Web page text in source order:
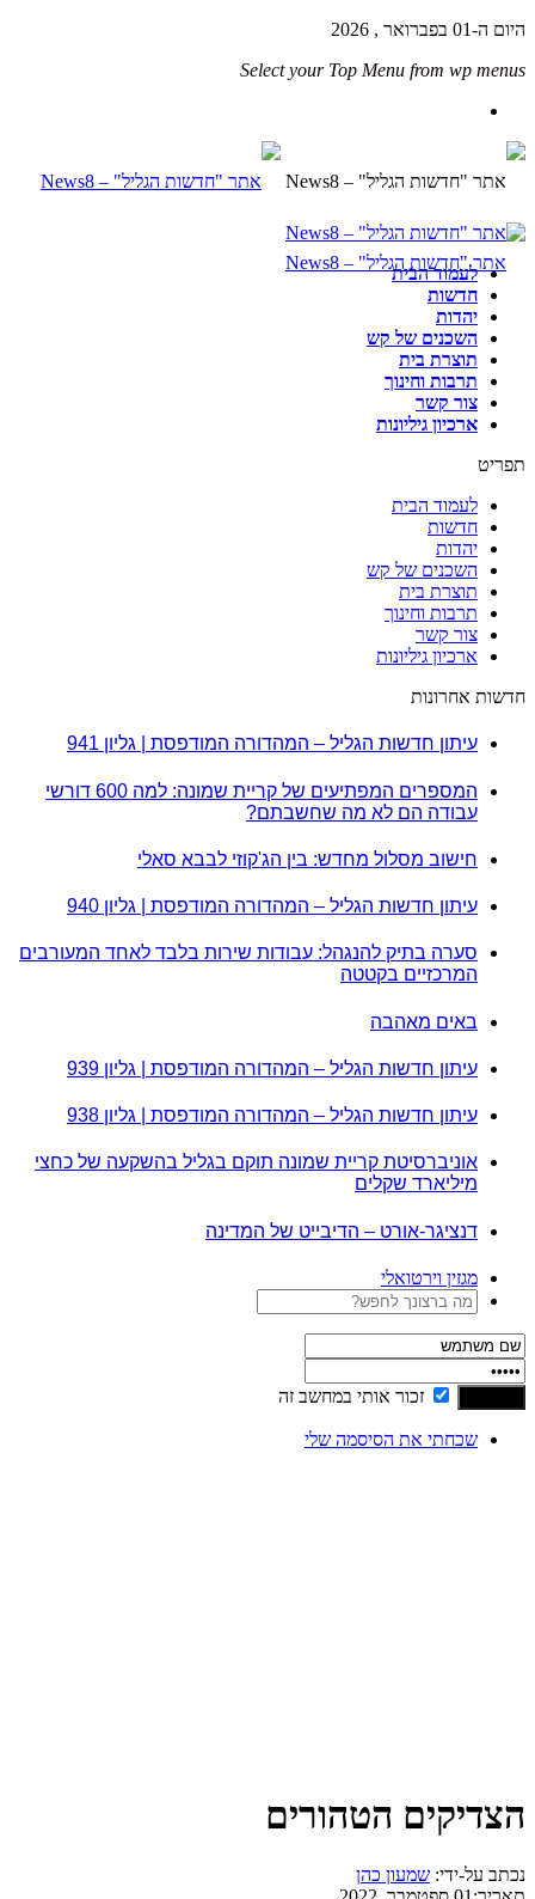
היום ה-01 בפברואר , 2026
Select your Top Menu from wp menus
לעמוד הבית
חדשות
יהדות
השכנים של קש
תוצרת בית
תרבות וחינוך
צור קשר
ארכיון גיליונות
תפריט
לעמוד הבית
חדשות
יהדות
השכנים של קש
תוצרת בית
תרבות וחינוך
צור קשר
ארכיון גיליונות
חדשות אחרונות
עיתון חדשות הגליל – המהדורה המודפסת | גליון 941
המספרים המפתיעים של קריית שמונה: למה 600 דורשי
עבודה הם לא מה שחשבתם?
חישוב מסלול מחדש: בין הג'קוזי לבבא סאלי
עיתון חדשות הגליל – המהדורה המודפסת | גליון 940
סערה בתיק להנגהל: עבודות שירות בלבד לאחד המעורבים
המרכזיים בקטטה
באים מאהבה
עיתון חדשות הגליל – המהדורה המודפסת | גליון 939
עיתון חדשות הגליל – המהדורה המודפסת | גליון 938
אוניברסיטת קריית שמונה תוקם בגליל בהשקעה של כחצי
מיליארד שקלים
דנציגר-אורט – הדיבייט של המדינה
מגזין וירטואלי
זכור אותי במחשב זה
שכחתי את הסיסמה שלי
הצדיקים הטהורים
נכתב על-ידי: שמעון כהן